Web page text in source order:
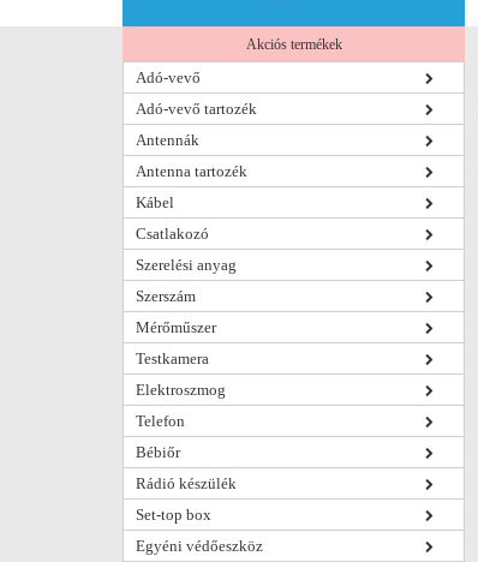
Akciós termékek
Adó-vevő
Adó-vevő tartozék
Antennák
Antenna tartozék
Kábel
Csatlakozó
Szerelési anyag
Szerszám
Mérőműszer
Testkamera
Elektroszmog
Telefon
Bébiőr
Rádió készülék
Set-top box
Egyéni védőeszköz